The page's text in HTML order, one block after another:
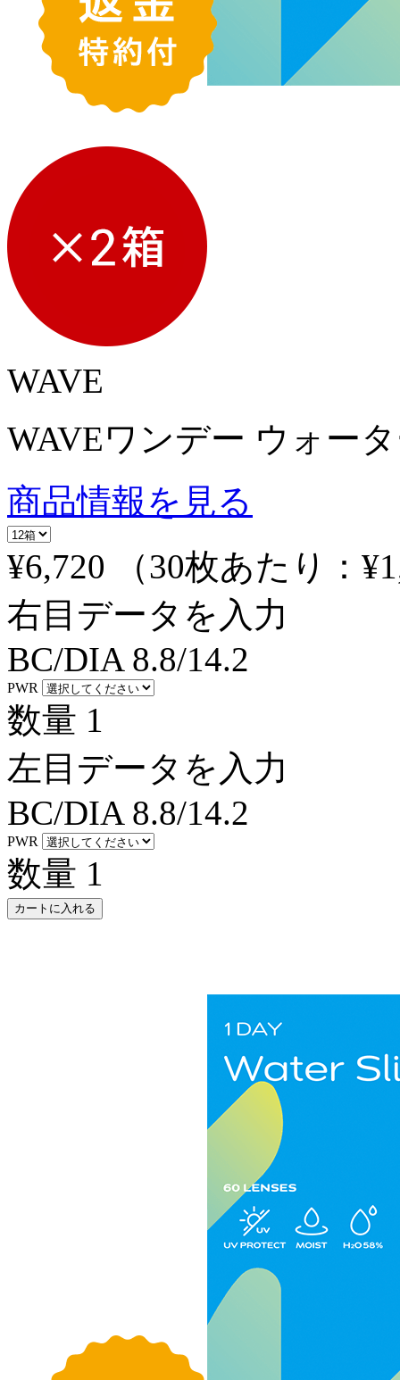
WAVE
WAVEワンデー ウォー
商品情報を見る
¥6,720
（30枚あたり：
右目データを入力
BC/DIA 8.8/14.2
PWR
数量 1
左目データを入力
BC/DIA 8.8/14.2
PWR
数量 1
カートに入れる